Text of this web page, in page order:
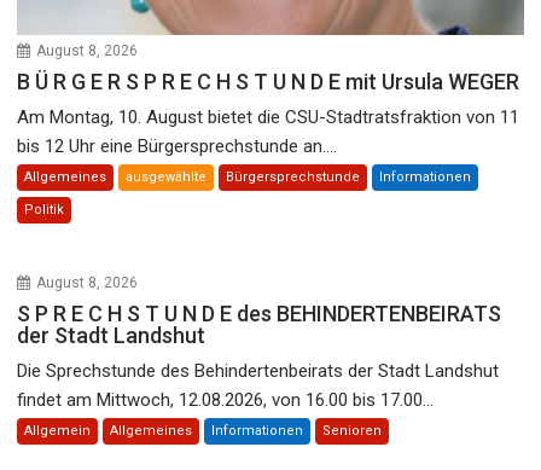
August 8, 2026
B Ü R G E R S P R E C H S T U N D E mit Ursula WEGER
Am Montag, 10. August bietet die CSU-Stadtratsfraktion von 11
bis 12 Uhr eine Bürgersprechstunde an....
Allgemeines ausgewählte Bürgersprechstunde Informationen
Politik
August 8, 2026
S P R E C H S T U N D E des BEHINDERTENBEIRATS
der Stadt Landshut
Die Sprechstunde des Behindertenbeirats der Stadt Landshut
findet am Mittwoch, 12.08.2026, von 16.00 bis 17.00...
Allgemein Allgemeines Informationen Senioren